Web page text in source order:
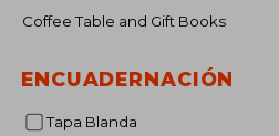
Coffee Table and Gift Books
ENCUADERNACIÓN
Tapa Blanda